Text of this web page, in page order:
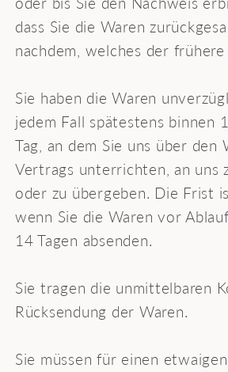
dass Sie die Waren
nachdem, welches der
Sie haben die Waren
jedem Fall spätestens binnen
Tag, an dem Sie uns über den
Vertrags unterrichten, an uns
oder zu übergeben. Die Frist
wenn Sie die Waren vor
14 Tagen absenden.
Sie tragen die unmittelbaren
Rücksendung der Waren.
Sie müssen für einen